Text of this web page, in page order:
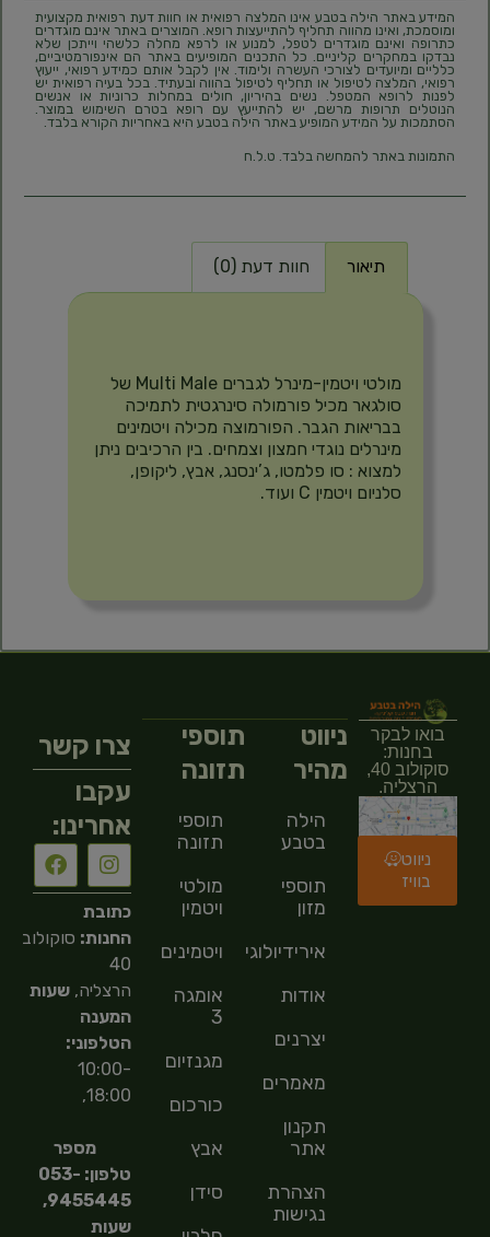
המידע באתר הילה בטבע אינו המלצה רפואית או חוות דעת רפואית מקצועית
ומוסמכת, ואינו מהווה תחליף להתייעצות רופא. המוצרים באתר אינם מוגדרים
כתרופה ואינם מוגדרים לטפל, למנוע או לרפא מחלה כלשהי וייתכן שלא
נבדקו במחקרים קליניים. כל התכנים המופיעים באתר הם אינפורמטיביים,
כלליים ומיועדים לצורכי העשרה ולימוד. אין לקבל אותם כמידע רפואי, ייעוץ
רפואי, המלצה לטיפול או תחליף לטיפול בהווה ובעתיד. בכל בעיה רפואית יש
לפנות לרופא המטפל. נשים בהיריון, חולים במחלות כרוניות או אנשים
הנוטלים תרופות מרשם, יש להתייעץ עם רופא בטרם השימוש במוצר.
הסתמכות על המידע המופיע באתר הילה בטבע היא באחריות הקורא בלבד.
התמונות באתר להמחשה בלבד. ט.ל.ח
תיאור חוות דעת (0)
מולטי ויטמין-מינרל לגברים Multi Male של
סולגאר מכיל פורמולה סינרגטית לתמיכה
בבריאות הגבר. הפורמוצה מכילה ויטמינים
מינרלים נוגדי חמצון וצמחים. בין הרכיבים ניתן
למצוא : סו פלמטו, ג’ינסנג, אבץ, ליקופן,
סלניום ויטמין C ועוד.
בואו לבקר
בחנות:
סוקולוב 40,
הרצליה.
ניווט
בוויז
ניווט
מהיר
הילה
בטבע
תוספי
מזון
אירידיולוגיה
אודות
יצרנים
מאמרים
תקנון
אתר
הצהרת
נגישות
תוספי
תזונה
תוספי
תזונה
מולטי
ויטמין
ויטמינים
אומגה
3
מגנזיום
כורכום
אבץ
סידן
צרו קשר
עקבו
אחרינו:
כתובת
החנות: סוקולוב
40
הרצליה,שעות
המענה
הטלפוני:
10:00-
18:00,
מספר
טלפון: 053-
9455445,
שעות